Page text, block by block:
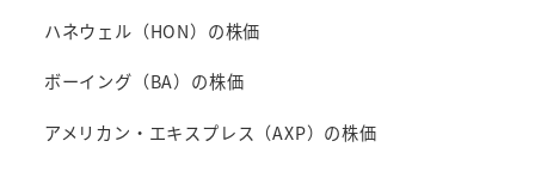
ハネウェル（HON）の株価
ボーイング（BA）の株価
アメリカン・エキスプレス（AXP）の株価